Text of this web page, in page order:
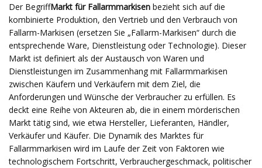
Der BegriffMarkt für Fallarmmarkisen bezieht sich auf die
kombinierte Produktion, den Vertrieb und den Verbrauch von
Fallarm-Markisen (ersetzen Sie „Fallarm-Markisen“ durch die
entsprechende Ware, Dienstleistung oder Technologie). Dieser
Markt ist definiert als der Austausch von Waren und
Dienstleistungen im Zusammenhang mit Fallarmmarkisen
zwischen Käufern und Verkäufern mit dem Ziel, die
Anforderungen und Wünsche der Verbraucher zu erfüllen. Es
deckt eine Reihe von Akteuren ab, die in einem mörderischen
Markt tätig sind, wie etwa Hersteller, Lieferanten, Händler,
Verkäufer und Käufer. Die Dynamik des Marktes für
Fallarmmarkisen wird im Laufe der Zeit von Faktoren wie
technologischem Fortschritt, Verbrauchergeschmack, politischer